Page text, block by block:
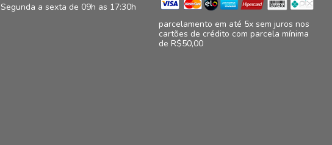
Segunda a sexta de 09h as 17:30h
parcelamento em até 5x sem juros nos
cartões de crédito com parcela mínima
de R$50,00